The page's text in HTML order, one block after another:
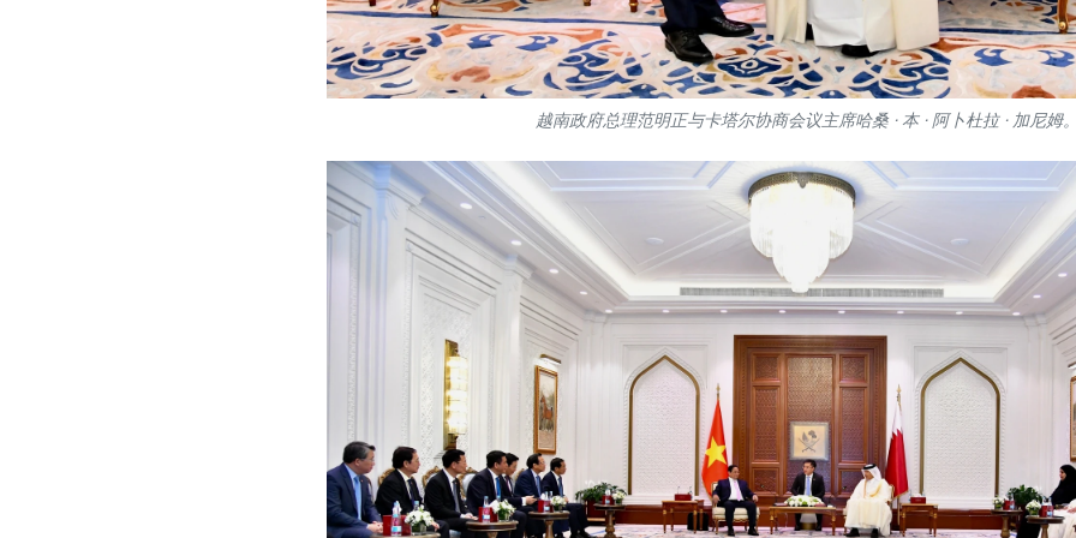
越南政府总理范明正与卡塔尔协商会议主席哈桑 · 本 · 阿卜杜拉 · 加尼姆